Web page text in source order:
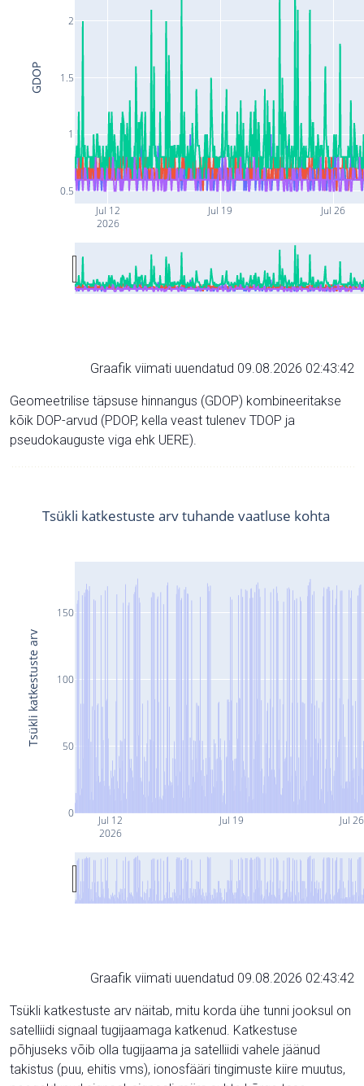
Jul 12
2026
Jul 19 Jul 26
0.5
1
1.5
2
GDOP
Graafik viimati uuendatud 09.08.2026 02:43:42
Geomeetrilise täpsuse hinnangus (GDOP) kombineeritakse
kõik DOP-arvud (PDOP, kella veast tulenev TDOP ja
pseudokauguste viga ehk UERE).
Jul 12
2026
Jul 19 Jul 26
0
50
100
150
Tsükli katkestuste arv tuhande vaatluse kohta
Tsükli katkestuste arv
Graafik viimati uuendatud 09.08.2026 02:43:42
Tsükli katkestuste arv näitab, mitu korda ühe tunni jooksul on
satelliidi signaal tugijaamaga katkenud. Katkestuse
põhjuseks võib olla tugijaama ja satelliidi vahele jäänud
takistus (puu, ehitis vms), ionosfääri tingimuste kiire muutus,